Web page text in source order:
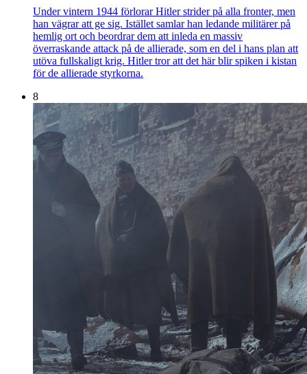
Under vintern 1944 förlorar Hitler strider på alla fronter, men
han vägrar att ge sig. Istället samlar han ledande militärer på
hemlig ort och beordrar dem att inleda en massiv
överraskande attack på de allierade, som en del i hans plan att
utöva fullskaligt krig. Hitler tror att det här blir spiken i kistan
för de allierade styrkorna.
8